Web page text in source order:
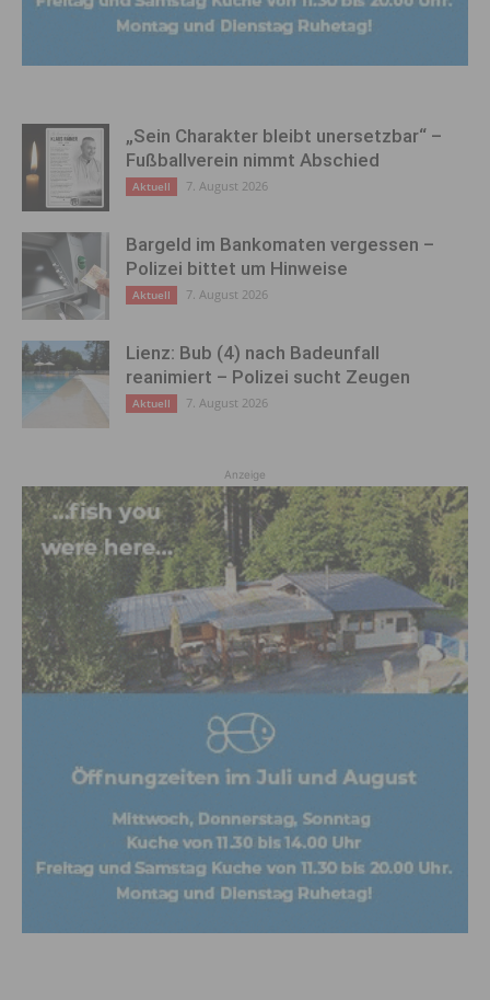
„Sein Charakter bleibt unersetzbar“ –
Fußballverein nimmt Abschied
Aktuell 7. August 2026
Bargeld im Bankomaten vergessen –
Polizei bittet um Hinweise
Aktuell 7. August 2026
Lienz: Bub (4) nach Badeunfall
reanimiert – Polizei sucht Zeugen
Aktuell 7. August 2026
Anzeige